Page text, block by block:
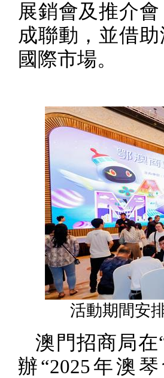
展銷會及推介
成聯動，並借
國際市場。
活動期間安
澳門招商局在
辦“2025年澳